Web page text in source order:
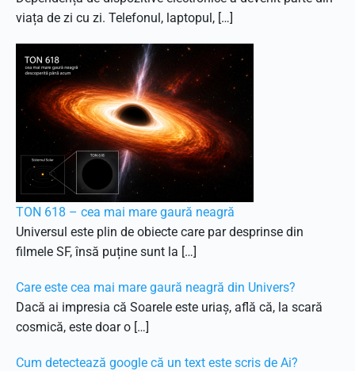
viața de zi cu zi. Telefonul, laptopul, […]
TON 618 – cea mai mare gaură neagră
Universul este plin de obiecte care par desprinse din
filmele SF, însă puține sunt la […]
Care este cea mai mare gaură neagră din Univers?
Dacă ai impresia că Soarele este uriaș, află că, la scară
cosmică, este doar o […]
Cum detectează google că un text este scris de Ai?